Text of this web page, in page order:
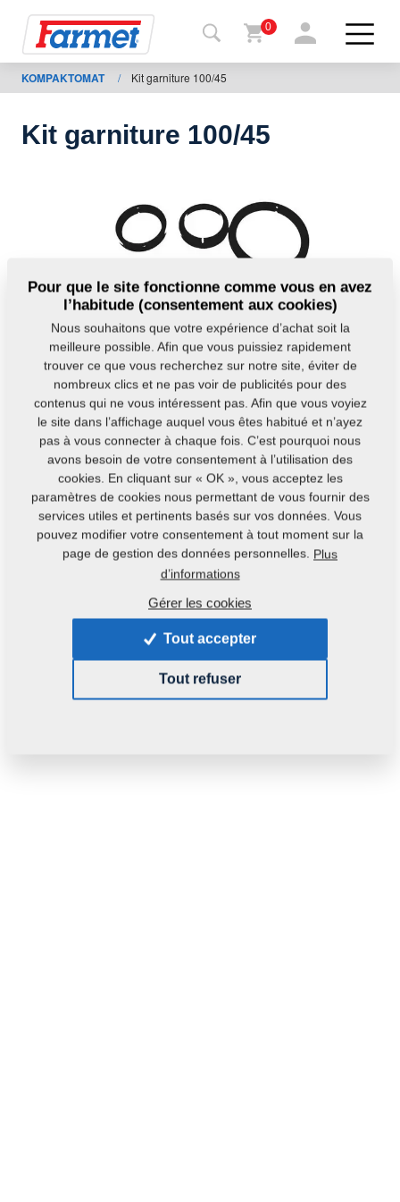
Retour
au site
Boutique
À
télécharger
0
KOMPAKTOMAT / Kit garniture 100/45
Kit garniture 100/45
Code du produit : : m05504
Cette pièce peut être utilisée pour les machines
KOMPAKTOMAT GX
Pour que le site fonctionne comme vous en avez
l’habitude (consentement aux cookies)
Nous souhaitons que votre expérience d’achat soit la
meilleure possible. Afin que vous puissiez rapidement
trouver ce que vous recherchez sur notre site, éviter de
nombreux clics et ne pas voir de publicités pour des
contenus qui ne vous intéressent pas. Afin que vous voyiez
le site dans l’affichage auquel vous êtes habitué et n’ayez
pas à vous connecter à chaque fois. C’est pourquoi nous
avons besoin de votre consentement à l’utilisation des
cookies. En cliquant sur « OK », vous acceptez les
paramètres de cookies nous permettant de vous fournir des
services utiles et pertinents basés sur vos données. Vous
pouvez modifier votre consentement à tout moment sur la
page de gestion des données personnelles. Plus
d’informations
Gérer les cookies
Tout accepter
Tout refuser